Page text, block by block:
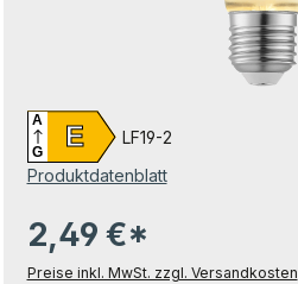
E
A
G
LF19-2
Produktdatenblatt
2,49 €*
Preise inkl. MwSt. zzgl. Versandkosten